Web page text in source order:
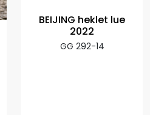
BEIJING heklet lue
2022
GG 292-14